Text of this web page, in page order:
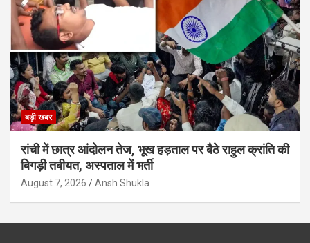
बड़ी खबर
रांची में छात्र आंदोलन तेज, भूख हड़ताल पर बैठे राहुल क्रांति की
बिगड़ी तबीयत, अस्पताल में भर्ती
August 7, 2026 Ansh Shukla